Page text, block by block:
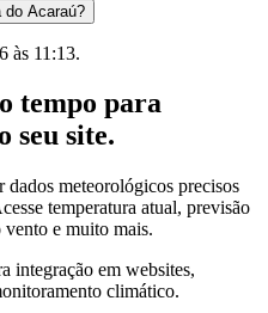
do Acaraú?
às 11:13.
tempo para
seu site.
meteorológicos precisos
temperatura atual, previsão
e muito mais.
integração em websites,
climático.